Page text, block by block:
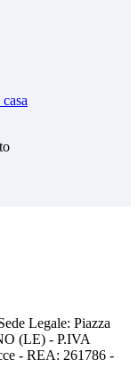
Legale: Piazza
(LE) - P.IVA
- REA: 261786 -